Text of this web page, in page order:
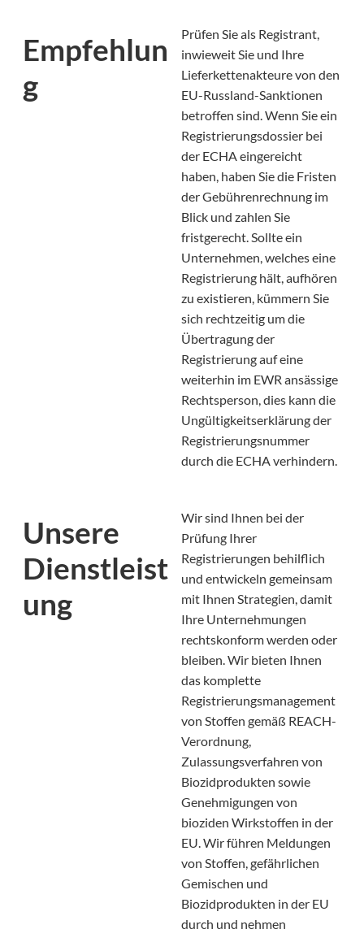
Empfehlun
g
Prüfen Sie als Registrant,
inwieweit Sie und Ihre
Lieferkettenakteure von den
EU-Russland-Sanktionen
betroffen sind. Wenn Sie ein
Registrierungsdossier bei
der ECHA eingereicht
haben, haben Sie die Fristen
der Gebührenrechnung im
Blick und zahlen Sie
fristgerecht. Sollte ein
Unternehmen, welches eine
Registrierung hält, aufhören
zu existieren, kümmern Sie
sich rechtzeitig um die
Übertragung der
Registrierung auf eine
weiterhin im EWR ansässige
Rechtsperson, dies kann die
Ungültigkeitserklärung der
Registrierungsnummer
durch die ECHA verhindern.
Unsere
Dienstleist
ung
Wir sind Ihnen bei der
Prüfung Ihrer
Registrierungen behilflich
und entwickeln gemeinsam
mit Ihnen Strategien, damit
Ihre Unternehmungen
rechtskonform werden oder
bleiben. Wir bieten Ihnen
das komplette
Registrierungsmanagement
von Stoffen gemäß REACH-
Verordnung,
Zulassungsverfahren von
Biozidprodukten sowie
Genehmigungen von
bioziden Wirkstoffen in der
EU. Wir führen Meldungen
von Stoffen, gefährlichen
Gemischen und
Biozidprodukten in der EU
durch und nehmen